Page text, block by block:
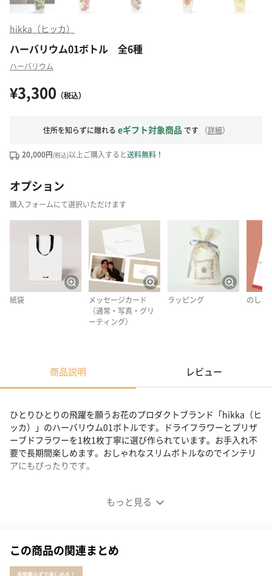
hikka（ヒッカ）
ハーバリウム01ボトル 全6種
ハーバリウム
¥3,300 （税込）
住所を知らずに贈れる eギフト対象商品 です （詳細）
20,000円(税込)以上ご購入すると送料無料！
オプション
購入フォームにて選択いただけます
紙袋
メッセージカード
（通常・写真・グリ
ーティング）
ラッピング のしカ
商品説明 レビュー
もっと見る
ひとりひとりの飛躍を願うお花のプロダクトブランド「hikka（ヒ
ッカ）」のハーバリウム01ボトルです。ドライフラワーとプリザ
ーブドフラワーを1枚1枚丁寧に選び作られています。お手入れ不
要で長期間楽しめます。おしゃれなスリムボトルなのでインテリ
アにもぴったりです。
瑞々しい花を閉じ込めたスリムボトルのハーバリウム
この商品の関連まとめ